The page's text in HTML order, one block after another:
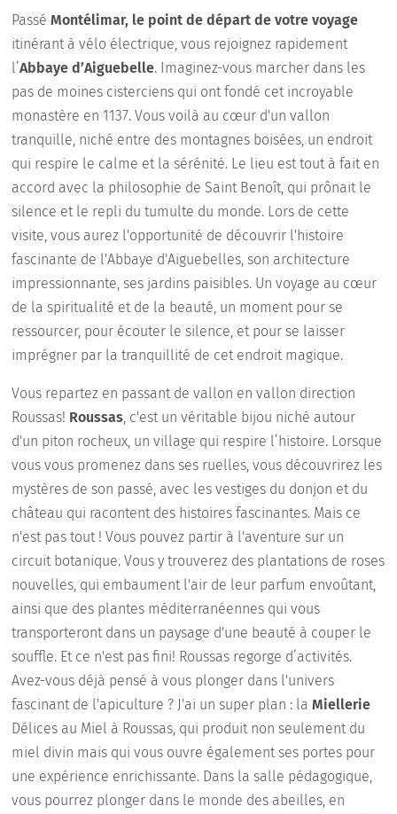
PasséMontélimar, le point de départ de votre voyage
itinérant à vélo électrique, vous rejoignez rapidement
l’Abbaye d’Aiguebelle. Imaginez-vous marcher dans les
pas de moines cisterciens qui ont fondé cet incroyable
monastère en 1137. Vous voilà au cœur d'un vallon
tranquille, niché entre des montagnes boisées, un endroit
qui respire le calme et la sérénité. Le lieu est tout à fait en
accord avec la philosophie de Saint Benoît, qui prônait le
silence et le repli du tumulte du monde. Lors de cette
visite, vous aurez l'opportunité de découvrir l'histoire
fascinante de l'Abbaye d'Aiguebelles, son architecture
impressionnante, ses jardins paisibles. Un voyage au cœur
de la spiritualité et de la beauté, un moment pour se
ressourcer, pour écouter le silence, et pour se laisser
imprégner par la tranquillité de cet endroit magique.
Vous repartez en passant de vallon en vallon direction
Roussas! Roussas, c'est un véritable bijou niché autour
d'un piton rocheux, un village qui respire l’histoire. Lorsque
vous vous promenez dans ses ruelles, vous découvrirez les
mystères de son passé, avec les vestiges du donjon et du
château qui racontent des histoires fascinantes. Mais ce
n'est pas tout ! Vous pouvez partir à l'aventure sur un
circuit botanique. Vous y trouverez des plantations de roses
nouvelles, qui embaument l'air de leur parfum envoûtant,
ainsi que des plantes méditerranéennes qui vous
transporteront dans un paysage d'une beauté à couper le
souffle. Et ce n'est pas fini! Roussas regorge d’activités.
Avez-vous déjà pensé à vous plonger dans l'univers
fascinant de l'apiculture ? J'ai un super plan : laMiellerie
Délices au Miel à Roussas, qui produit non seulement du
miel divin mais qui vous ouvre également ses portes pour
une expérience enrichissante. Dans la salle pédagogique,
vous pourrez plonger dans le monde des abeilles, en